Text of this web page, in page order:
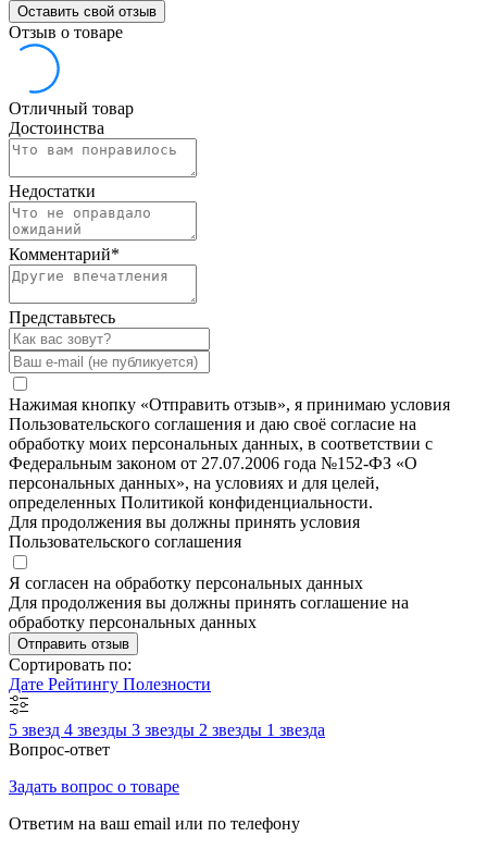
Оставить свой отзыв
Отзыв о товаре
Отличный товар
Достоинства
Недостатки
Комментарий*
Представьтесь
Нажимая кнопку «Отправить отзыв», я принимаю условия
Пользовательского соглашения и даю своё согласие на
обработку моих персональных данных, в соответствии с
Федеральным законом от 27.07.2006 года №152-ФЗ «О
персональных данных», на условиях и для целей,
определенных Политикой конфиденциальности.
Для продолжения вы должны принять условия
Пользовательского соглашения
Я согласен на обработку персональных данных
Для продолжения вы должны принять соглашение на
обработку персональных данных
Отправить отзыв
Сортировать по:
Дате Рейтингу Полезности
5 звезд 4 звезды 3 звезды 2 звезды 1 звезда
Вопрос-ответ
Задать вопрос о товаре
Ответим на ваш email или по телефону